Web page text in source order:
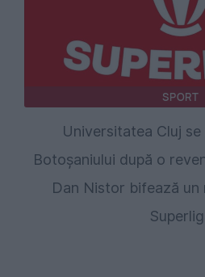
SPORT
Universitatea Cluj
Botoșaniului după o
Dan Nistor bifează